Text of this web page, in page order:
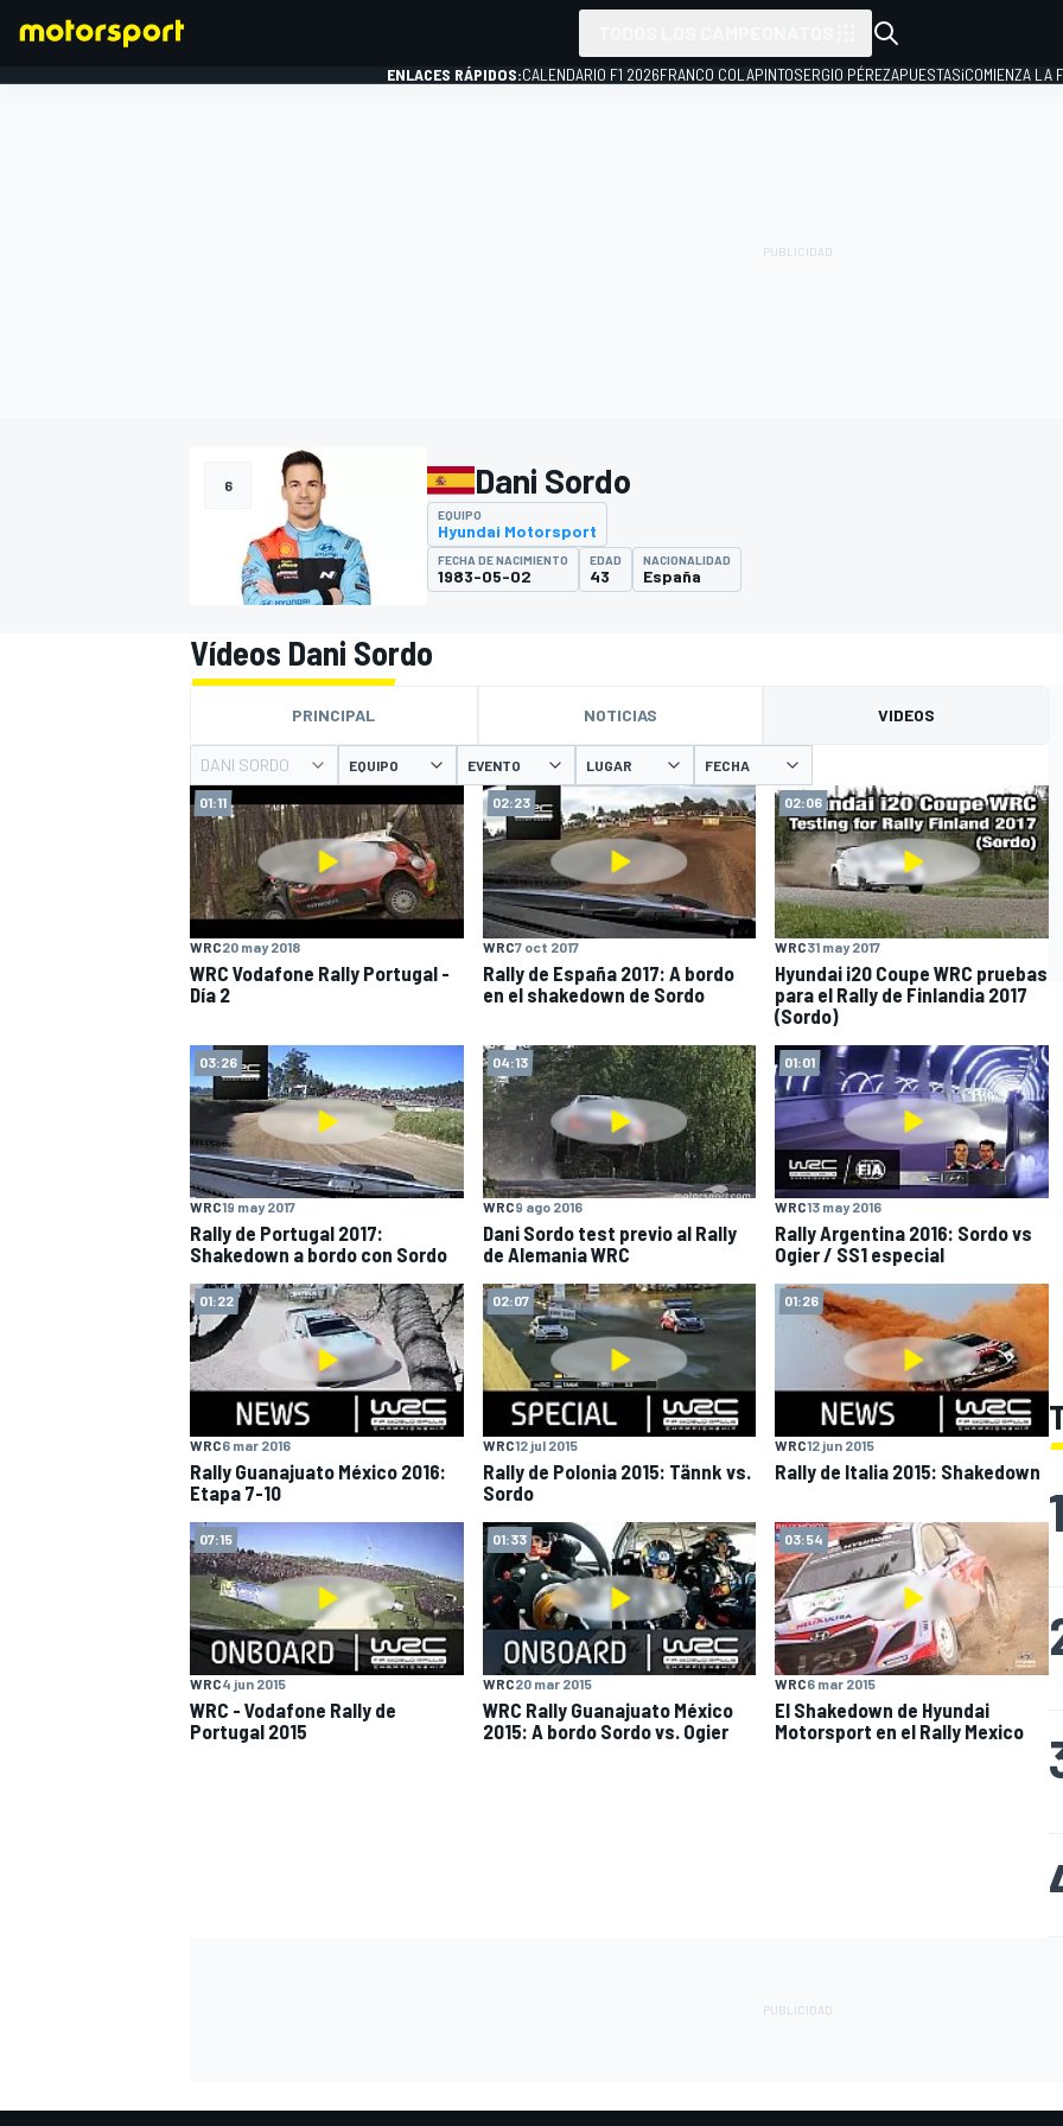
INDYCAR
MOTOGP
FÓRMULA E
ENLACES RÁPIDOS:CALENDARIO F1 2026FRANCO COLAPINTOSERGIO PÉREZAPUESTAS¡COMIENZA LA
6 Dani Sordo
EQUIPO
Hyundai Motorsport
FECHA DE NACIMIENTO
1983-05-02
EDAD
43
NACIONALIDAD
España
Vídeos Dani Sordo
PRINCIPAL NOTICIAS VIDEOS
DANI SORDO EQUIPO EVENTO LUGAR FECHA
01:11
WRC20 may 2018
WRC Vodafone Rally Portugal -
Día 2
02:23
WRC7 oct 2017
Rally de España 2017: A bordo
en el shakedown de Sordo
02:06
WRC31 may 2017
Hyundai i20 Coupe WRC pruebas
para el Rally de Finlandia 2017
(Sordo)
03:26
WRC19 may 2017
Rally de Portugal 2017:
Shakedown a bordo con Sordo
04:13
WRC9 ago 2016
Dani Sordo test previo al Rally
de Alemania WRC
01:01
WRC13 may 2016
Rally Argentina 2016: Sordo vs
Ogier / SS1 especial
01:22
WRC6 mar 2016
Rally Guanajuato México 2016:
Etapa 7-10
02:07
WRC12 jul 2015
Rally de Polonia 2015: Tännk vs.
Sordo
01:26
WRC12 jun 2015
Rally de Italia 2015: Shakedown
07:15
WRC4 jun 2015
WRC - Vodafone Rally de
Portugal 2015
01:33
WRC20 mar 2015
WRC Rally Guanajuato México
2015: A bordo Sordo vs. Ogier
03:54
WRC6 mar 2015
El Shakedown de Hyundai
Motorsport en el Rally Mexico
1